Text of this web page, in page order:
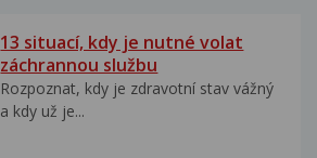
13 situací, kdy je nutné volat
záchrannou službu
Rozpoznat, kdy je zdravotní stav vážný
a kdy už je...